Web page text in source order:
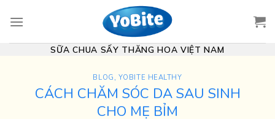
SỮA CHUA SẤY THĂNG HOA VIỆT NAM
BLOG , YOBITE HEALTHY
CÁCH CHĂM SÓC DA SAU SINH
CHO MẸ BỈM